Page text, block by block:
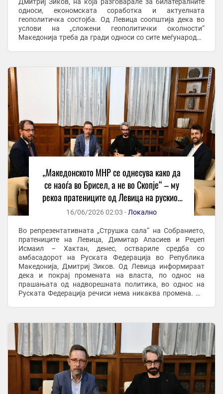
односи, економската соработка и актуелната
геополитичка состојба. Од Левица соопштија дека во
услови на „сложени геополитички околности“
Македонија треба да гради односи со сите меѓународни
„Македонското МНР се однесува како да
се наоѓа во Брисел, а не во Скопје“ – му
рекоа пратениците од Левица на рускиот
амбасадор Зиков
16/06/2026 02:03 - Локално
Во репрезентативната „Струшка сала“ на Собранието,
пратениците на Левица, Димитар Апасиев и Реџеп
Исмаил – Хактан, денес, оствариле средба со
амбасадорот на Руската Федерација во Република
Македонија, Дмитриј Зиков. Од Левица информираат
дека и покрај промената на власта, по однос на
прашањата од надворешната политика, во однос на
Руската Федерација речиси нема никаква промена. Од